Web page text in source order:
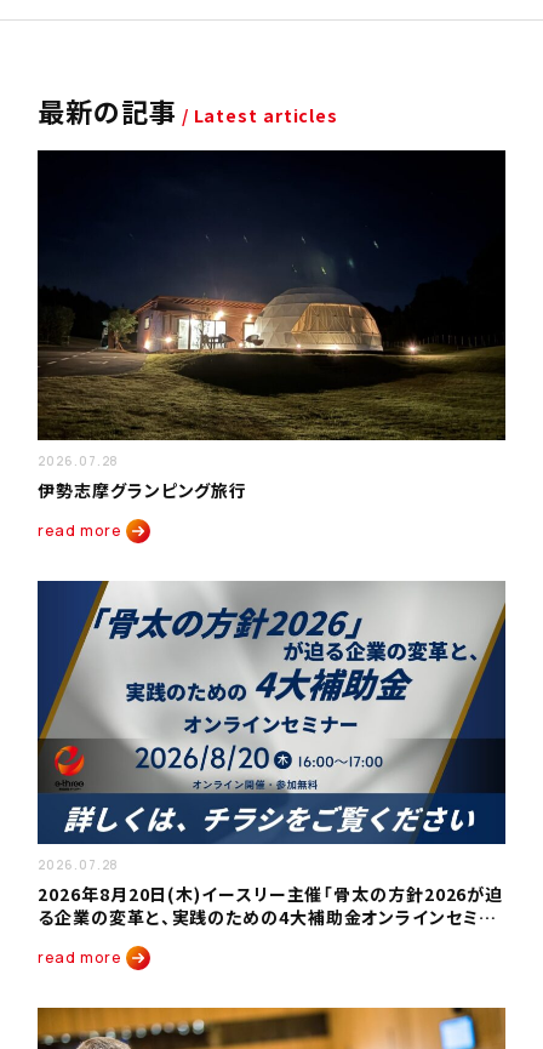
最新の記事 / Latest articles
2026.07.28
伊勢志摩グランピング旅行
read more
2026.07.28
2026年8月20日(木)イースリー主催「骨太の方針2026が迫
る企業の変革と、実践のための4大補助金オンラインセミナ
ー」を開催いたします。
read more